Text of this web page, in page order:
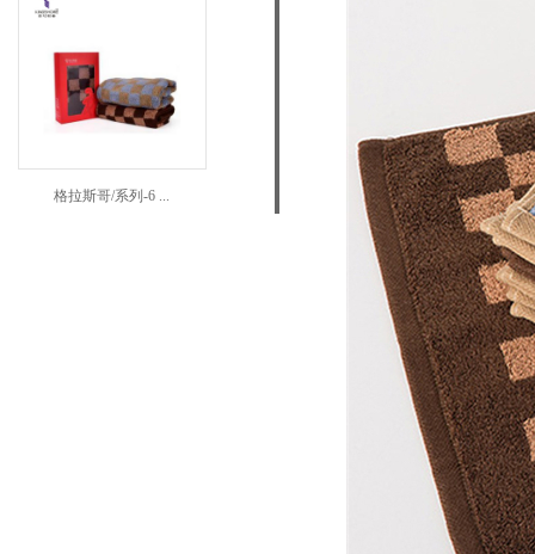
格拉斯哥/系列-6 ...